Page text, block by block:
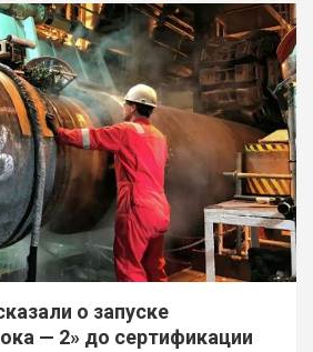
о запуске
— 2» до сертификации